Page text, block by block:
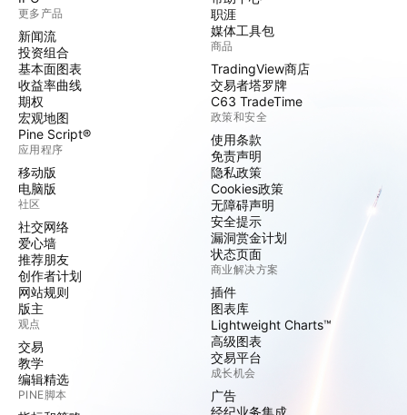
更多产品
新闻流
投资组合
基本面图表
收益率曲线
期权
宏观地图
Pine Script®
应用程序
移动版
电脑版
社区
社交网络
爱心墙
推荐朋友
创作者计划
网站规则
版主
观点
交易
教学
编辑精选
PINE脚本
职涯
媒体工具包
商品
TradingView商店
交易者塔罗牌
C63 TradeTime
政策和安全
使用条款
免责声明
隐私政策
Cookies政策
无障碍声明
安全提示
漏洞赏金计划
状态页面
商业解决方案
插件
图表库
Lightweight Charts™
高级图表
交易平台
成长机会
广告
经纪业务集成